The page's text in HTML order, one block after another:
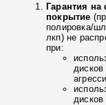
Гарантия
покрытие
полировка/
лкп) не
при: